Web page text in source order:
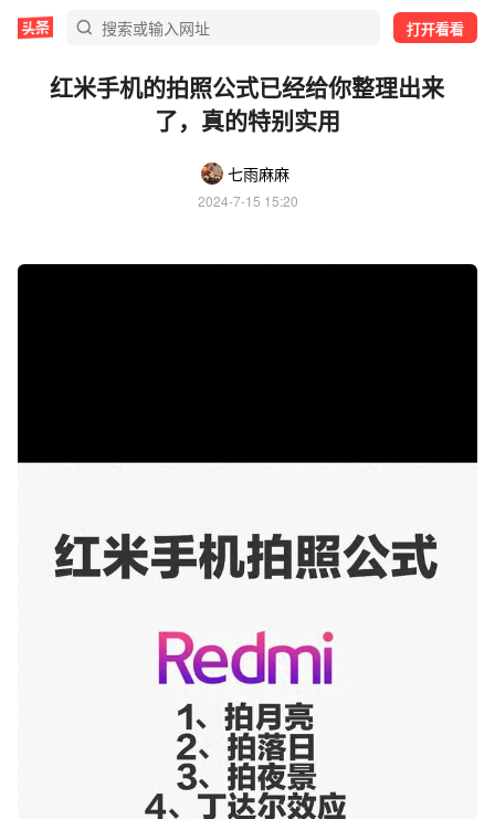
打开看看
红米手机的拍照公式已经给你整理出来
了，真的特别实用
七雨麻麻
2024-7-15 15:20